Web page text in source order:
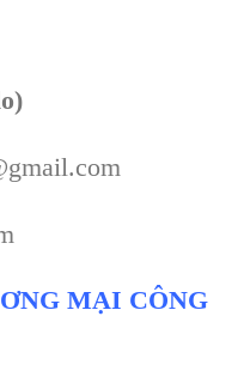
MẠI CÔNG